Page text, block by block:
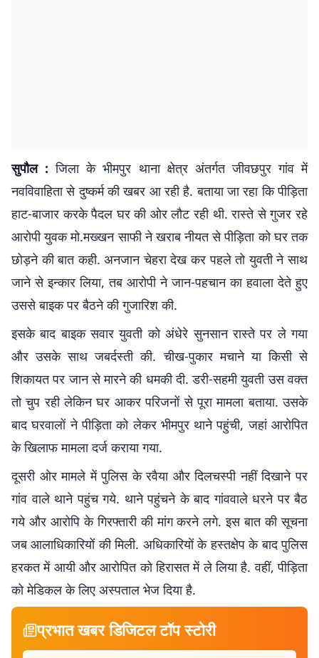
सुपौल : जिला के भीमपुर थाना क्षेत्र अंतर्गत जीवछपुर गांव में
नवविवाहिता से दुष्कर्म की खबर आ रही है. बताया जा रहा कि पीड़िता
हाट-बाजार करके पैदल घर की ओर लौट रही थी. रास्ते से गुजर रहे
आरोपी युवक मो.मख्खन साफी ने खराब नीयत से पीड़िता को घर तक
छोड़ने की बात कही. अनजान चेहरा देख कर पहले तो युवती ने साथ
जाने से इन्कार लिया, तब आरोपी ने जान-पहचान का हवाला देते हुए
उससे बाइक पर बैठने की गुजारिश की.
इसके बाद बाइक सवार युवती को अंधेरे सुनसान रास्ते पर ले गया
और उसके साथ जबर्दस्ती की. चीख-पुकार मचाने या किसी से
शिकायत पर जान से मारने की धमकी दी. डरी-सहमी युवती उस वक्त
तो चुप रही लेकिन घर आकर परिजनों से पूरा मामला बताया. उसके
बाद घरवालों ने पीड़िता को लेकर भीमपुर थाने पहुंची, जहां आरोपित
के खिलाफ मामला दर्ज कराया गया.
दूसरी ओर मामले में पुलिस के रवैया और दिलचस्पी नहीं दिखाने पर
गांव वाले थाने पहुंच गये. थाने पहुंचने के बाद गांववाले धरने पर बैठ
गये और आरोपि के गिरफ्तारी की मांग करने लगे. इस बात की सूचना
जब आलाधिकारियों की मिली. अधिकारियों के हस्तक्षेप के बाद पुलिस
हरकत में आयी और आरोपित को हिरासत में ले लिया है. वहीं, पीड़िता
को मेडिकल के लिए अस्पताल भेज दिया है.
प्रभात खबर डिजिटल टॉप स्टोरी